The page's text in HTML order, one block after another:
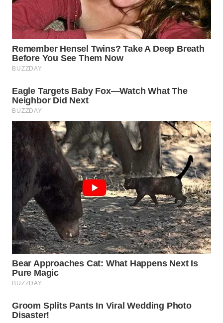
WN
TAPANULI
UTARA
WN
WN
PADANG
LAWAS
WN
SUMEDANG
WN
CIANJUR
WN
KEPULAUAN
SERIBU
WN
TANGERANG
WN
BINJAI